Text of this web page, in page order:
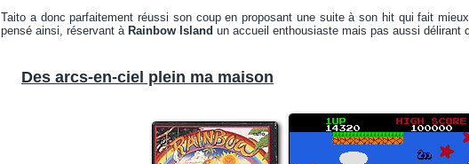
Taito a donc parfaitement réussi son coup en proposant une suite à son hit qui fait
pensé ainsi, réservant à Rainbow Island un accueil enthousiaste mais pas aussi délirant
Des arcs-en-ciel plein ma maison